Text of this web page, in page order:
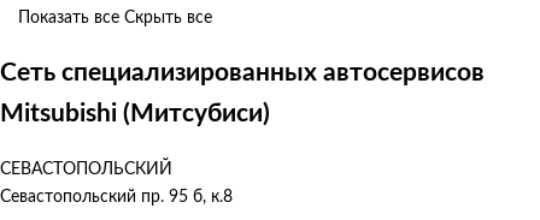
Показать все Скрыть все
Сеть специализированных автосервисов
Mitsubishi (Митсубиси)
СЕВАСТОПОЛЬСКИЙ
Севастопольский пр. 95 б, к.8